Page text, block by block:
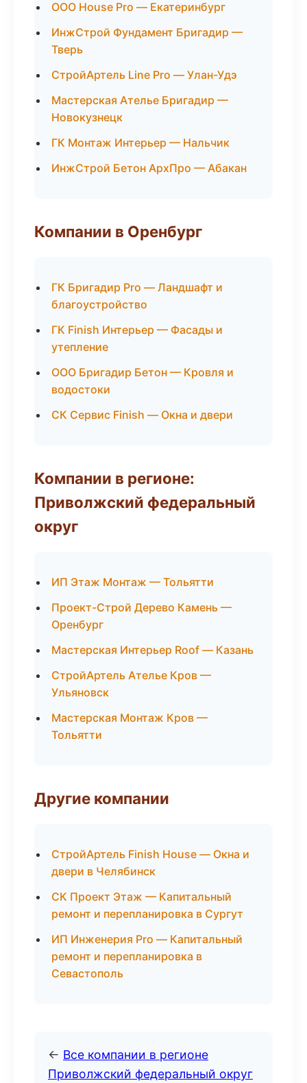
ООО House Pro — Екатеринбург
ИнжСтрой Фундамент Бригадир —
Тверь
СтройАртель Line Pro — Улан-Удэ
Мастерская Ателье Бригадир —
Новокузнецк
ГК Монтаж Интерьер — Нальчик
ИнжСтрой Бетон АрхПро — Абакан
Компании в Оренбург
ГК Бригадир Pro — Ландшафт и
благоустройство
ГК Finish Интерьер — Фасады и
утепление
ООО Бригадир Бетон — Кровля и
водостоки
СК Сервис Finish — Окна и двери
Компании в регионе:
Приволжский федеральный
округ
ИП Этаж Монтаж — Тольятти
Проект-Строй Дерево Камень —
Оренбург
Мастерская Интерьер Roof — Казань
СтройАртель Ателье Кров —
Ульяновск
Мастерская Монтаж Кров —
Тольятти
Другие компании
СтройАртель Finish House — Окна и
двери в Челябинск
СК Проект Этаж — Капитальный
ремонт и перепланировка в Сургут
ИП Инженерия Pro — Капитальный
ремонт и перепланировка в
Севастополь
← Все компании в регионе
Приволжский федеральный округ